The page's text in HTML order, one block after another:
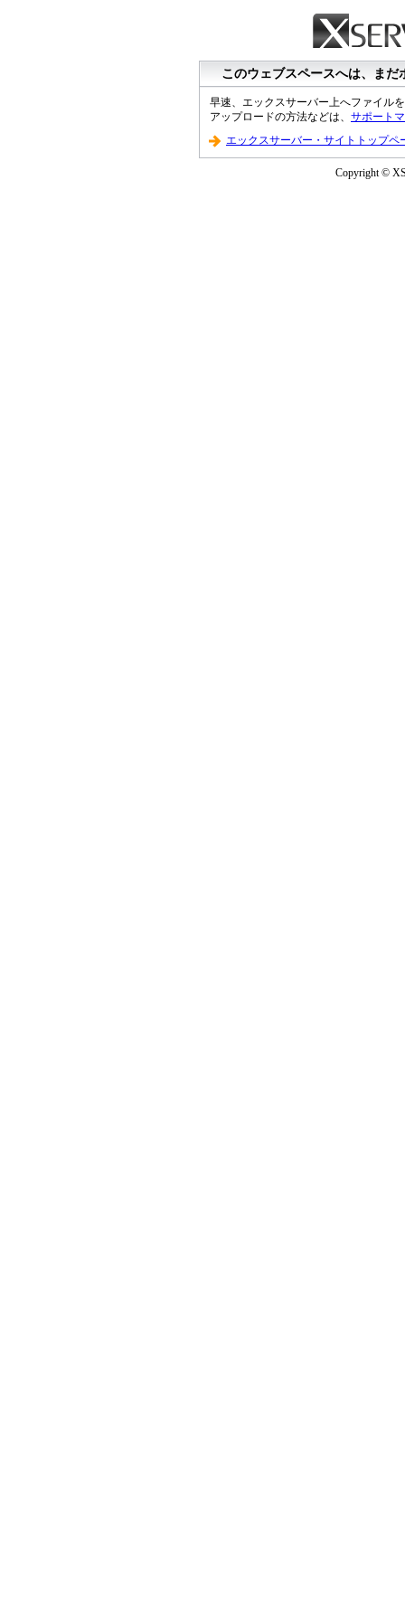
このウェブスペースへは、ま
早速、エックスサーバー上へファイル
アップロードの方法などは、 サポート
エックスサーバー・サイトトップペ
Copyright ©